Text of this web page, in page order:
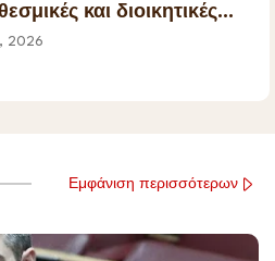
και διοικητικές
2026
Εμφάνιση περισσότερων